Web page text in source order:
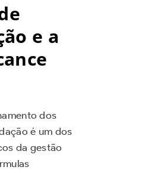
e a
dos
é um dos
da gestão